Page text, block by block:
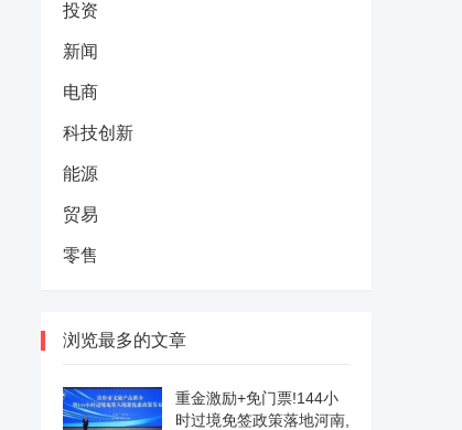
投资
新闻
电商
科技创新
能源
贸易
零售
浏览最多的文章
重金激励+免门票!144小
时过境免签政策落地河南,